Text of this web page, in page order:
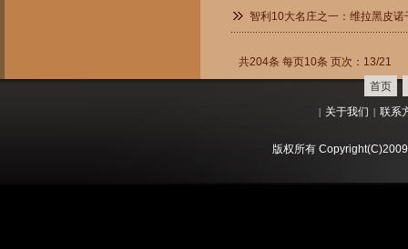
智利10大名庄之一：维拉黑皮诺
共204条 每页10条 页次：13/21
首页
| 关于我们 | 联系
版权所有